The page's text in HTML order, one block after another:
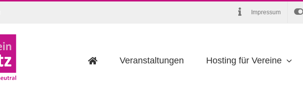
Impressum
Veranstaltungen Hosting für Vereine